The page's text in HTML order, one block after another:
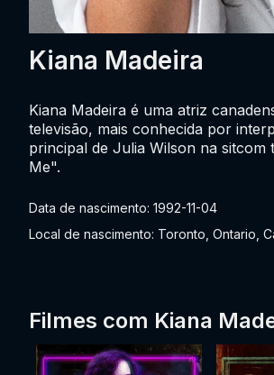
Kiana Madeira
Data de nascimento: 1992-11-04
Local de nascimento: Toronto, Ontario,
Kiana Madeira é uma atriz
televisão, mais conhecida por
principal de Julia Wilson na sitcom
Me".
Filmes com Kiana